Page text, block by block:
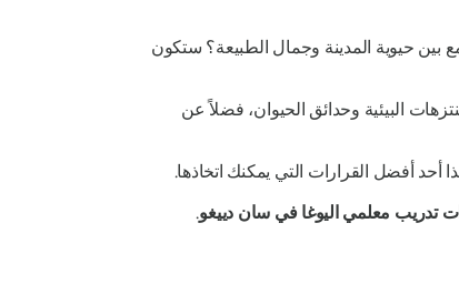
بين حيوية المدينة وجمال الطبيعة؟ ستكون
البيئية وحدائق الحيوان، فضلاً عن
أحد أفضل القرارات التي يمكنك اتخاذها.
تدريب معلمي اليوغا في سان دييغو.